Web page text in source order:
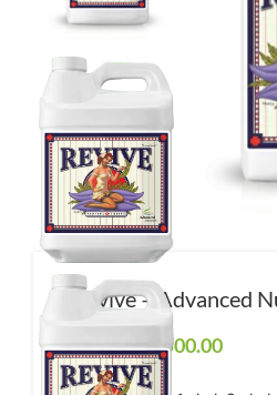
Revive – Advanced
₾35.00–₾500.00